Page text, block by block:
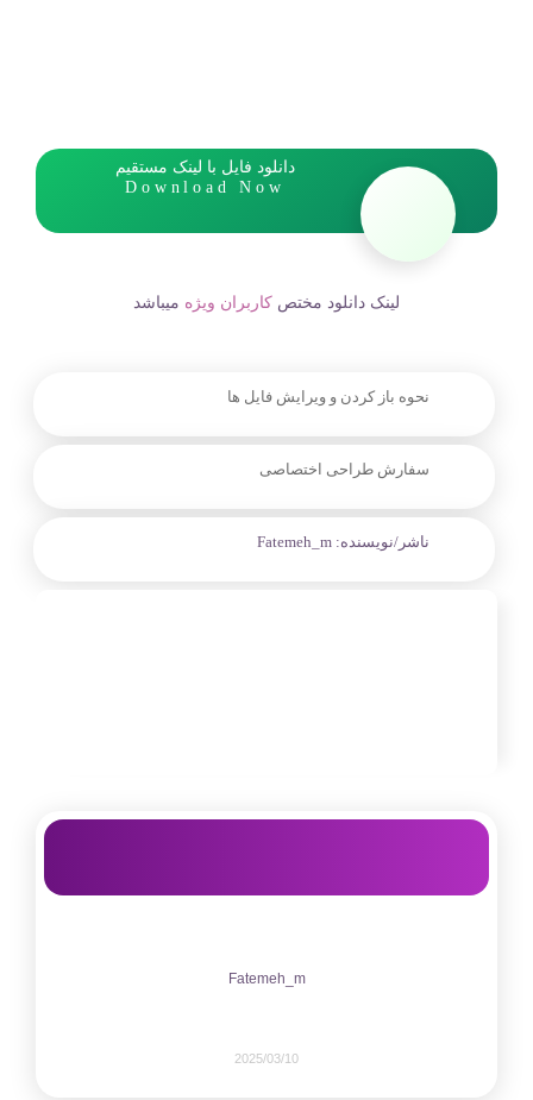
دانلود فایل با لینک مستقیم
Download Now
لینک دانلود مختص کاربران ویژه میباشد
نحوه باز کردن و ویرایش فایل ها
سفارش طراحی اختصاصی
ناشر/نویسنده: Fatemeh_m
Fatemeh_m
2025/03/10